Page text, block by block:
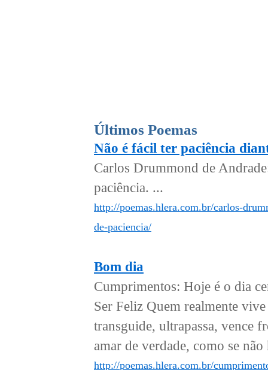
Últimos Poemas
Não é fácil ter paciência
Carlos Drummond de
paciência. ...
http://poemas.hlera.com.br/carlos-
de-paciencia/
Bom dia
Cumprimentos: Hoje é o dia
Ser Feliz Quem realmente
transguide, ultrapassa, vence
amar de verdade, como se
http://poemas.hlera.com.br/